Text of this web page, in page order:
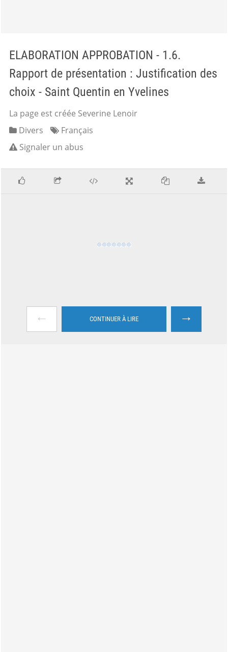
ELABORATION APPROBATION - 1.6.
Rapport de présentation : Justification des
choix - Saint Quentin en Yvelines
La page est créée Severine Lenoir
Divers
Français
Signaler un abus
← CONTINUER À LIRE →